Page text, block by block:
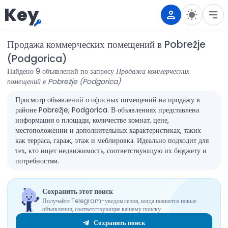
Key
Продажа коммерческих помещений в Pobrežje
(Podgorica)
Найдено 9 объявлений по запросу Продажа коммерческих
помещений в Pobrežje (Podgorica)
Просмотр объявлений о офисных помещений на продажу в
районе Pobrežje, Podgorica. В объявлениях представлена
информация о площади, количестве комнат, цене,
местоположении и дополнительных характеристиках, таких
как терраса, гараж, этаж и меблировка. Идеально подходит для
тех, кто ищет недвижимость, соответствующую их бюджету и
потребностям.
Сохранить этот поиск
Получайте Telegram-уведомления, когда появятся новые
объявления, соответствующие вашему поиску.
Сохранить поиск